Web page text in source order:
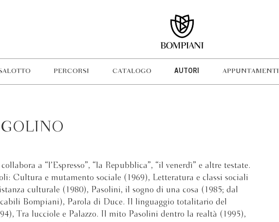
PERCORSI CATALOGO AUTORI APPUNTAMENTI
a “l’Espresso”, “la Repubblica”, “il venerdì” e altre testate.
Cultura e mutamento sociale (1969), Letteratura e classi sociali
culturale (1980), Pasolini, il sogno di una cosa (1985; dal
Bompiani), Parola di Duce. Il linguaggio totalitario del
Tra lucciole e Palazzo. Il mito Pasolini dentro la realtà (1995),